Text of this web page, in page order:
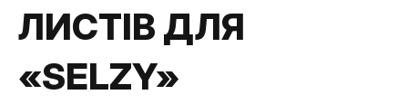
ЛИСТІВ ДЛЯ
«SELZY»